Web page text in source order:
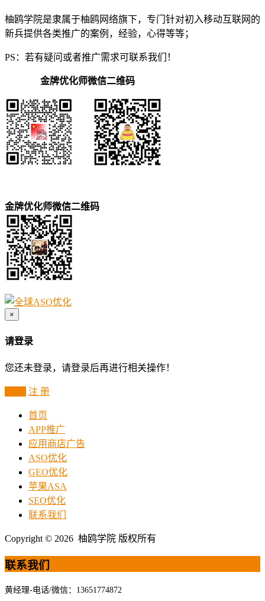
柚鸥学院是隶属于柚鸥网络旗下，专门针对初入移动互联网的
新兵提供各类推广的案例，经验，心得等等；
PS：若有疑问或者推广需求可联系我们！
金牌优化师微信二维码
金牌优化师微信二维码
×
请登录
您还未登录，请登录后再进行相关操作！
注 册
首页
APP推广
应用商店广告
ASO优化
GEO优化
苹果ASA
SEO优化
联系我们
Copyright © 2026 柚鸥学院 版权所有
联系我们
黄经理-电话/微信：13651774872